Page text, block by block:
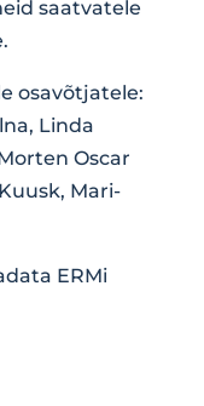
saatvatele
osavõtjatele:
Linda
Oscar
Mari-
ERMi